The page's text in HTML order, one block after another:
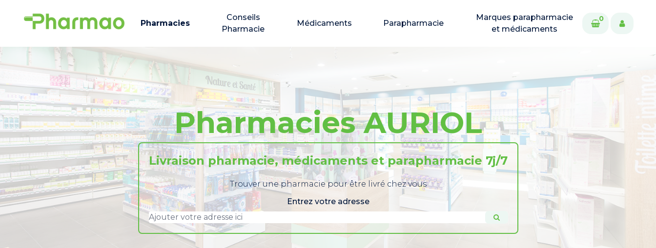
Pharmacies
Conseils
Pharmacie
Médicaments Parapharmacie
Marques parapharmacie
et médicaments
0
Pharmacies AURIOL
Livraison pharmacie, médicaments et parapharmacie 7j/7
Trouver une pharmacie pour être livré chez vous
Entrez votre adresse